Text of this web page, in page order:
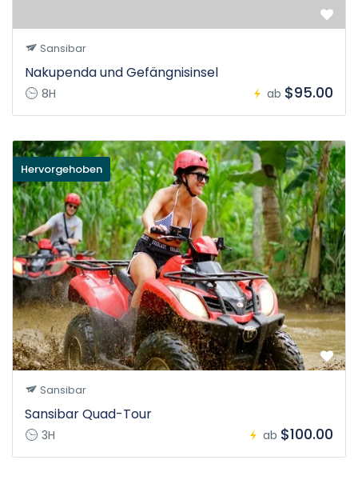
Sansibar
Nakupenda und Gefängnisinsel
8H ab $95.00
Hervorgehoben
Sansibar
Sansibar Quad-Tour
3H ab $100.00